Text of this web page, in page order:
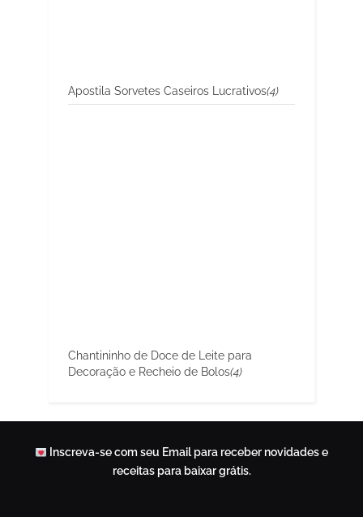
Apostila Sorvetes Caseiros Lucrativos(4)
Chantininho de Doce de Leite para
Decoração e Recheio de Bolos(4)
Inscreva-se com seu Email para receber novidades e
receitas para baixar grátis.